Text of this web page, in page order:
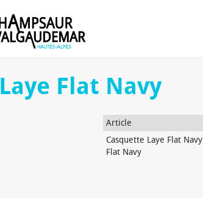
Flat Navy
Article
Casquette Laye Flat Navy
Flat Navy